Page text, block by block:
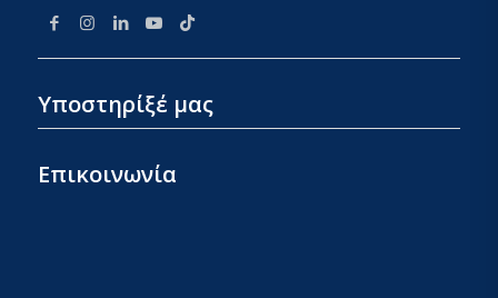
Υποστηρίξέ μας
Επικοινωνία